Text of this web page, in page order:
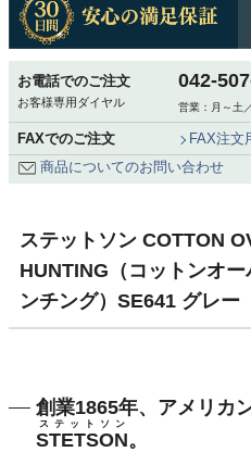
お電話でのご注文
お客様専用ダイヤル
042-
営業：月～土
FAXでのご注文
FAX注文
商品についてのお問い合わせ
ステットソン COTTON
HUNTING（コットンオ
ンチング）SE641 グレ
創業1865年、アメリカ
STETSON
ステットソン
。